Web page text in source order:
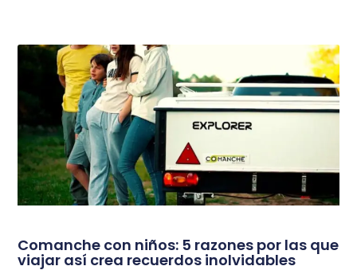
Comanche con niños: 5 razones por las que
viajar así crea recuerdos inolvidables